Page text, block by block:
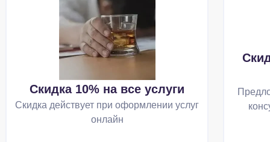
Скидка 10% на все услуги
Скидка действует при оформлении услуг
онлайн